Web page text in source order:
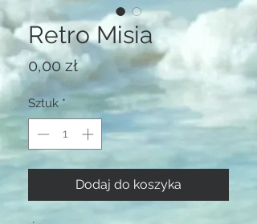
Retro Misia
0,00 złCena
Sztuk *
Dodaj do koszyka